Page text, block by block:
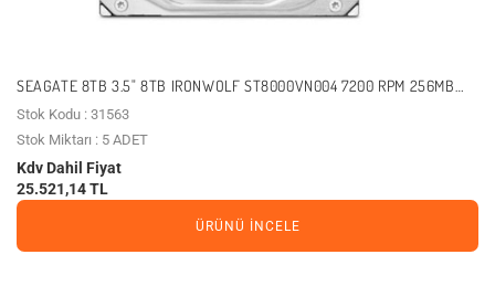
SEAGATE 8TB 3.5" 8TB IRONWOLF ST8000VN004 7200 RPM 256MB
SATA-3 NAS DISKI
Stok Kodu : 31563
Stok Miktarı : 5 ADET
Kdv Dahil Fiyat
25.521,14 TL
ÜRÜNÜ İNCELE